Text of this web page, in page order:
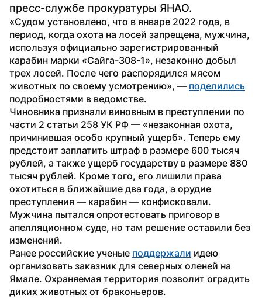
пресс-службе прокуратуры ЯНАО.
«Судом установлено, что в январе 2022 года, в
период, когда охота на лосей запрещена, мужчина,
используя официально зарегистрированный
карабин марки «Сайга-308-1», незаконно добыл
трех лосей. После чего распорядился мясом
животных по своему усмотрению», — поделились
подробностями в ведомстве.
Чиновника признали виновным в преступлении по
части 2 статьи 258 УК РФ — «незаконная охота,
причинившая особо крупный ущерб». Теперь ему
предстоит заплатить штраф в размере 600 тысяч
рублей, а также ущерб государству в размере 880
тысяч рублей. Кроме того, его лишили права
охотиться в ближайшие два года, а орудие
преступления — карабин — конфисковали.
Мужчина пытался опротестовать приговор в
апелляционном суде, но там решение оставили без
изменений.
Ранее российские ученые поддержали идею
организовать заказник для северных оленей на
Ямале. Охраняемая территория позволит оградить
диких животных от браконьеров.